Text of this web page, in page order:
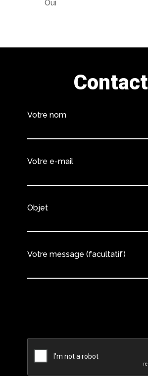
Oui
Contact
Votre nom
Votre e-mail
Objet
Votre message (facultatif)